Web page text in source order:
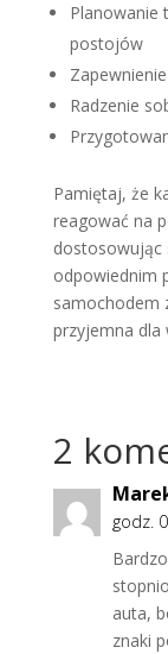
Planowanie
postojów
Radzenie
Pamiętaj, że
reagować na
dostosowując
odpowiednim
samochodem
przyjemna dla
2
godz.
auta,
znaki